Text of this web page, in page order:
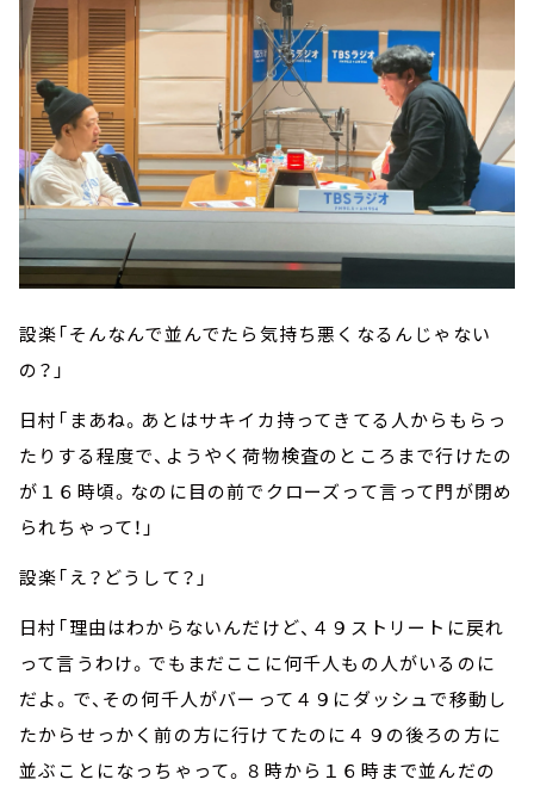
設楽「そんなんで並んでたら気持ち悪くなるんじゃない
の？」
日村「まあね。あとはサキイカ持ってきてる人からもらっ
たりする程度で、ようやく荷物検査のところまで行けたの
が１６時頃。なのに目の前でクローズって言って門が閉め
られちゃって！」
設楽「え？どうして？」
日村「理由はわからないんだけど、４９ストリートに戻れ
って言うわけ。でもまだここに何千人もの人がいるのに
だよ。で、その何千人がバーって４９にダッシュで移動し
たからせっかく前の方に行けてたのに４９の後ろの方に
並ぶことになっちゃって。８時から１６時まで並んだの